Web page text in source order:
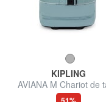
KIPLING
AVIANA M Chariot de
moyenne